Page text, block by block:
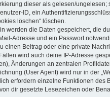
dieser als gelesen/
ID, ein
löschen“ löschen.
werden die Daten gespeichert, die
Adresse und ein Passwort
einen Beitrag oder eine private
wird auch deine IP-Adresse
Änderungen an zentralen
(User Agent) wird nur in der
erfordern einzelne Funktionen des
dir gesetzte Lesezeichen oder